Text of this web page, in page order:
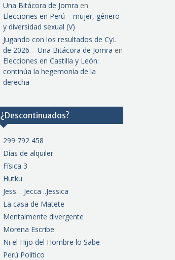
Una Bitácora de Jomra en
Elecciones en Perú – mujer, género
y diversidad sexual (V)
Jugando con los resultados de CyL
de 2026 – Una Bitácora de Jomra en
Elecciones en Castilla y León:
continúa la hegemonía de la
derecha
¿Descontinuados?
299 792 458
Días de alquiler
Física 3
Hutku
Jess… Jecca ..Jessica
La casa de Matete
Mentalmente divergente
Morena Escribe
Ni el Hijo del Hombre lo Sabe
Perú Político